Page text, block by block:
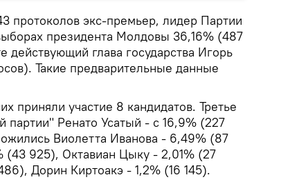
протоколов экс-премьер, лидер Партии
президента Молдовы 36,16% (487
действующий глава государства Игорь
Такие предварительные данные
приняли участие 8 кандидатов. Третье
Ренато Усатый - с 16,9% (227
Виолетта Иванова - 6,49% (87
(43 925), Октавиан Цыку - 2,01% (27
Дорин Киртоакэ - 1,2% (16 145).